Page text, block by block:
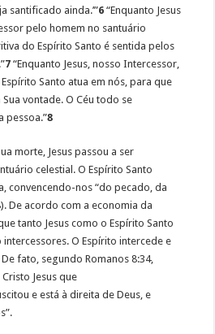
santificado ainda.’”6“Enquanto Jesus
pelo homem no santuário
do Espírito Santo é sentida pelos
7“Enquanto Jesus, nosso Intercessor,
Santo atua em nós, para que
vontade. O Céu todo se
pessoa.”8
morte, Jesus passou a ser
celestial. O Espírito Santo
convencendo-nos “do pecado, da
De acordo com a economia da
tanto Jesus como o Espírito Santo
O Espírito intercede e
fato, segundo Romanos 8:34,
Jesus que
e está à direita de Deus, e